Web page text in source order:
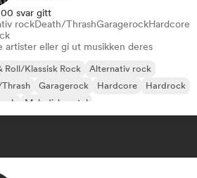
svar gitt
rockDeath/ThrashGaragerockHardcore
artister eller gi ut musikken deres
Roll/Klassisk Rock
Alternativ rock
Garagerock Hardcore
Hardrock
Melodisk metal